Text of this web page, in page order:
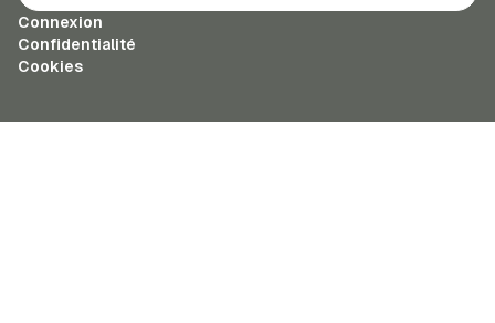
Connexion
Confidentialité
Cookies